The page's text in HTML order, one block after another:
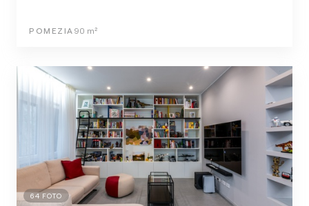
POMEZIA 90 m²
64 FOTO